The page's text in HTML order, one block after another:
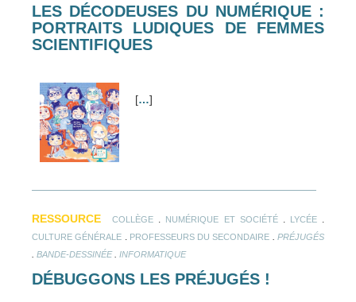
LES DÉCODEUSES DU NUMÉRIQUE :
PORTRAITS LUDIQUES DE FEMMES
SCIENTIFIQUES
[…]
RESSOURCE COLLÈGE NUMÉRIQUE ET SOCIÉTÉ. LYCÉE.
CULTURE GÉNÉRALE PROFESSEURS DU SECONDAIRE PRÉJUGÉS
BANDE-DESSINÉE. INFORMATIQUE
DÉBUGGONS LES PRÉJUGÉS !